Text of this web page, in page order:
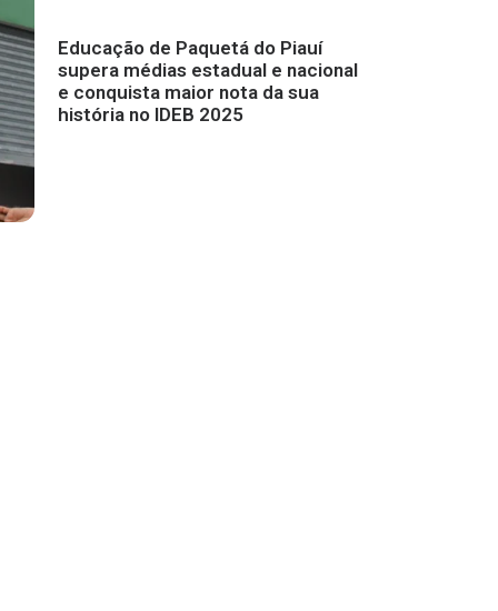
Educação de Paquetá do Piauí
supera médias estadual e nacional
e conquista maior nota da sua
história no IDEB 2025